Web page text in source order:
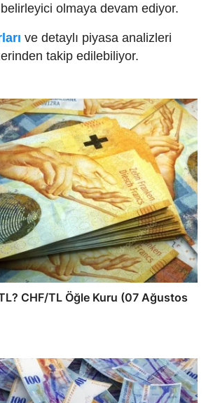
olmaya devam ediyor.
ve detaylı piyasa analizleri
takip edilebiliyor.
CHF/TL Öğle Kuru (07 Ağustos